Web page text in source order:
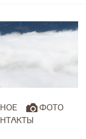
ФОТО